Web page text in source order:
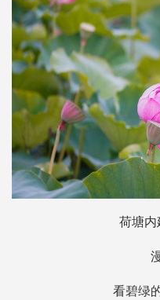
荷塘内
看碧绿